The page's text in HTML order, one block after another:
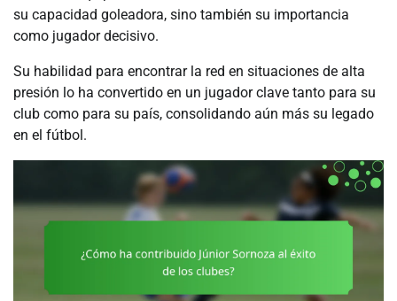
su capacidad goleadora, sino también su importancia
como jugador decisivo.
Su habilidad para encontrar la red en situaciones de alta
presión lo ha convertido en un jugador clave tanto para su
club como para su país, consolidando aún más su legado
en el fútbol.